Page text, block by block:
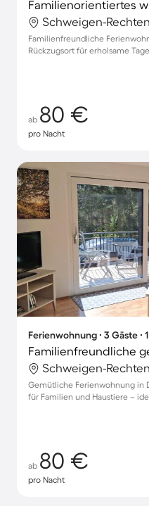
Familienfreundliche
Rückzugsort für erholsame
ab 80 €
pro Nacht
Ferienwohnung ∙ 3 Gäste ∙
Gemütliche Ferienwohnung in
für Familien und Haustiere –
ab 80 €
pro Nacht